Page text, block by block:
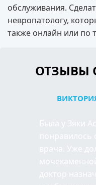
обслуживания.
невропатологу,
также онлайн или по
ОТЗЫВЫ